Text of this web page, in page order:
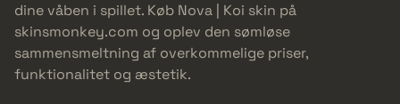
dine våben i spillet. Køb Nova | Koi skin på
skinsmonkey.com og oplev den sømløse
sammensmeltning af overkommelige priser,
funktionalitet og æstetik.